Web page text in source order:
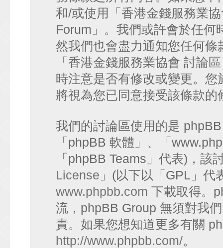
和/或使用「香港金錢服務業
Forum」。我們或許會於任何
然我們也會盡力通知您任何
「香港金錢服務業協會 討論
時注意是否有修改或變更。
將視為您已同意接受該條款的
我們的討論區使用的是
「phpBB 軟體」、「
「phpBB Teams」代表)，該
License 」(以下以「GPL」代
www.phpbb.com 下載取得。
流，phpBB Group 無須對我
責。如果您想知道更多有關
http://www.phpbb.com/。